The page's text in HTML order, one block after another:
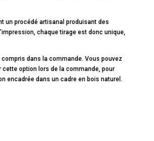
un procédé artisanal produisant des
chaque tirage est donc unique,
compris dans la commande. Vous pouvez
option lors de la commande, pour
encadrée dans un cadre en bois naturel.